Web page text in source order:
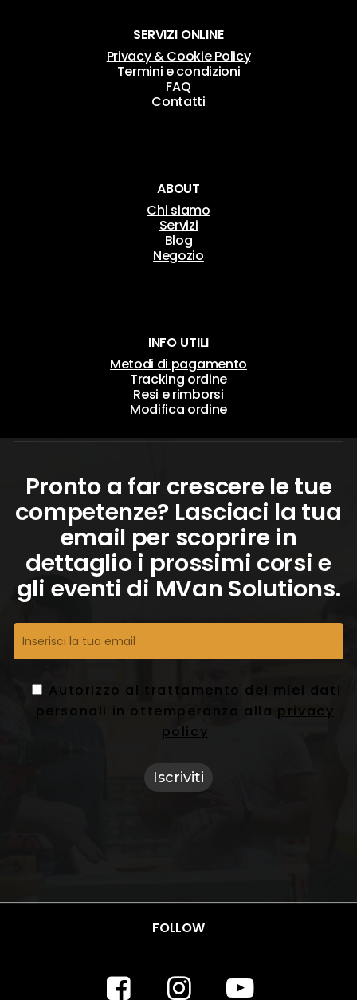
SERVIZI ONLINE
Privacy & Cookie Policy
Termini e condizioni
FAQ
Contatti
ABOUT
Chi siamo
Servizi
Blog
Negozio
INFO UTILI
Metodi di pagamento
Tracking ordine
Resi e rimborsi
Modifica ordine
Pronto a far crescere le tue
competenze? Lasciaci la tua
email per scoprire in
dettaglio i prossimi corsi e
gli eventi di MVan Solutions.
Autorizzo al trattamento dei miei dati
personali in ottemperanza alla privacy
policy
FOLLOW